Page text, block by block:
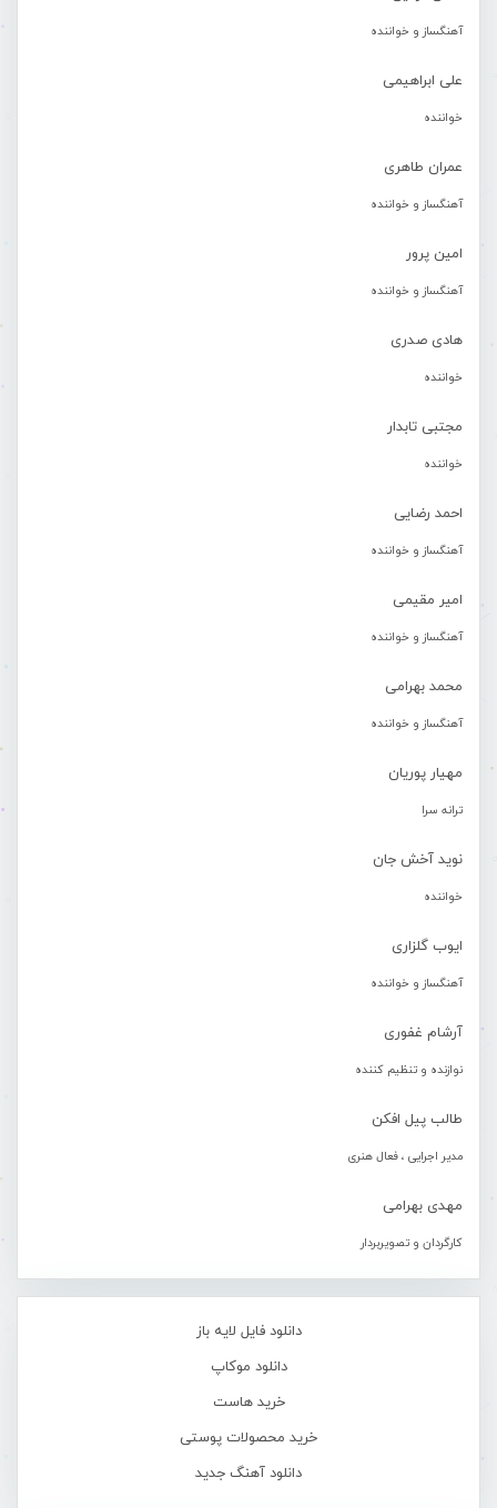
آهنگساز و خواننده
علی ابراهیمی
خواننده
عمران طاهری
آهنگساز و خواننده
امین پرور
آهنگساز و خواننده
هادی صدری
خواننده
مجتبی تابدار
خواننده
احمد رضایی
آهنگساز و خواننده
امیر مقیمی
آهنگساز و خواننده
محمد بهرامی
آهنگساز و خواننده
مهیار پوریان
ترانه سرا
نوید آخش جان
خواننده
ایوب گلزاری
آهنگساز و خواننده
آرشام غفوری
نوازنده و تنظیم کننده
طالب پیل افکن
مدیر اجرایی ، فعال هنری
مهدی بهرامی
کارگردان و تصویربردار
دانلود فایل لایه باز
دانلود موکاپ
خرید هاست
خرید محصولات پوستی
دانلود آهنگ جدید